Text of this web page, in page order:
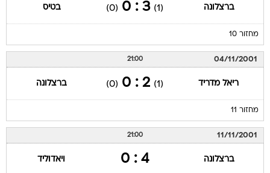
ברצלונה (1)
3 : 0
(0) בטיס
מחזור 10
04/11/2001
21:00
ריאל מדריד (1)
2 : 0
(0) ברצלונה
מחזור 11
11/11/2001
21:00
ברצלונה 4 : 0 ויאדוליד